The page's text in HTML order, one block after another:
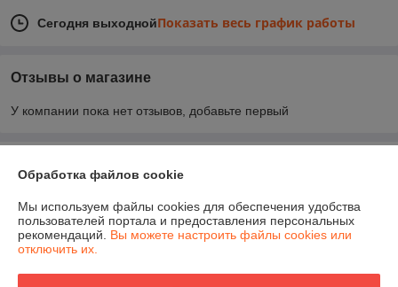
Сегодня выходнойПоказать весь график работы
Отзывы о магазине
У компании пока нет отзывов, добавьте первый
Контакты
Доставка и оплата
Обработка файлов cookie
Мы используем файлы cookies для обеспечения удобства
пользователей портала и предоставления персональных
рекомендаций. Вы можете настроить файлы cookies или
отключить их.